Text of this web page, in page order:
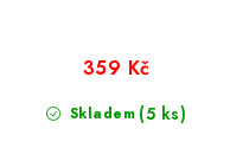
Skladem (5 ks)
359 Kč